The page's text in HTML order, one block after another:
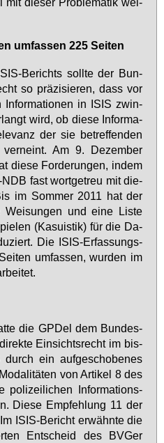
um­fas­sen 225 Sei­ten
Be­richts soll­te der Bun­
so prä­zi­sie­ren, dass vor
In­for­ma­tio­nen in ISIS zwin­
wird, ob die­se In­for­ma­
der sie be­tref­fen­den
Am 9. De­zem­ber
die­se For­de­run­gen, in­dem
fast wort­ge­treu mit die­
im Som­mer 2011 hat der
Wei­sun­gen und ei­ne Lis­te
(Ka­su­is­tik) für die Da­
Die ISIS-Er­fas­sungs­
um­fas­sen, wur­den im
die GPDel dem Bun­des­
Ein­sichts­recht im bis­
ein auf­ge­scho­be­nes
von Ar­ti­kel 8 des
po­li­zei­li­chen In­for­ma­ti­ons­
Die­se Emp­feh­lung 11 der
ISIS-Be­richt er­wähn­te die
Ent­scheid des BV­Ger